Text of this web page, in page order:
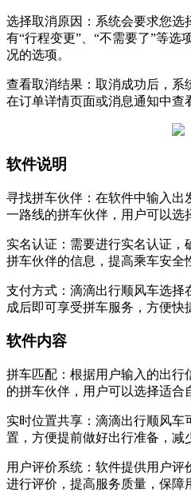
选择取消原因‌：系统会要求您选
有“行程变更”、“不需要了”等选
况的选项。‌
查看取消结果‌：取消成功后，系
在订单详情页面或消息通知中查
软件说明
寻找拼车伙伴：在软件中输入出
一路线的拼车伙伴，用户可以选
实名认证：需要进行实名认证
拼车伙伴的信息，提高乘车安全
支付方式：滴滴出行顺风车选择
成后即可享受拼车服务，方便快
软件内容
拼车匹配：根据用户输入的出行
的拼车伙伴，用户可以选择适合
实时位置共享：滴滴出行顺风车
置，方便提前做好出行准备，减
用户评价系统：软件提供用户
进行评价，提高服务质量，保障